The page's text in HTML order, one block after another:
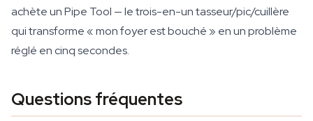
achète un Pipe Tool — le trois-en-un tasseur/pic/cuillère
qui transforme « mon foyer est bouché » en un problème
réglé en cinq secondes.
Questions fréquentes